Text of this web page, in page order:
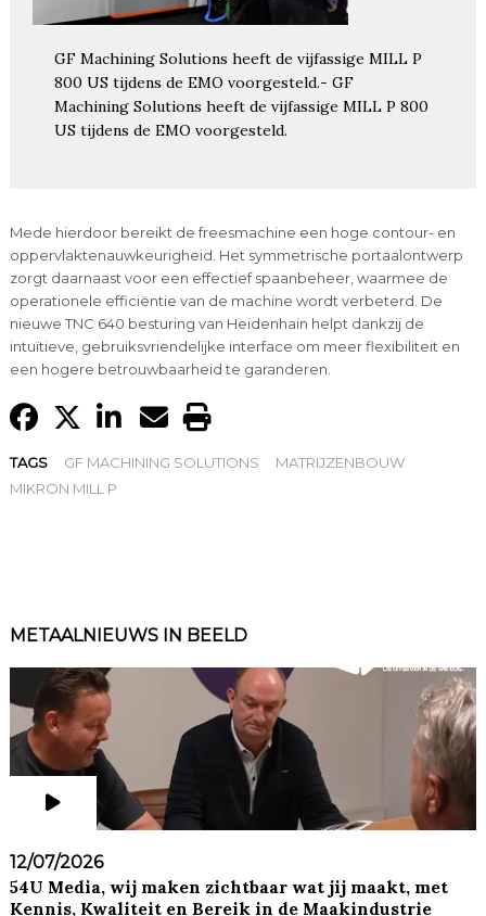
GF Machining Solutions heeft de vijfassige MILL P
800 US tijdens de EMO voorgesteld.- GF
Machining Solutions heeft de vijfassige MILL P 800
US tijdens de EMO voorgesteld.
Mede hierdoor bereikt de freesmachine een hoge contour- en
oppervlaktenauwkeurigheid. Het symmetrische portaalontwerp
zorgt daarnaast voor een effectief spaanbeheer, waarmee de
operationele efficiëntie van de machine wordt verbeterd. De
nieuwe TNC 640 besturing van Heidenhain helpt dankzij de
intuïtieve, gebruiksvriendelijke interface om meer flexibiliteit en
een hogere betrouwbaarheid te garanderen.
TAGS GF MACHINING SOLUTIONS
MATRIJZENBOUW
MIKRON MILL P
METAALNIEUWS IN BEELD
12/07/2026
54U Media, wij maken zichtbaar wat jij maakt, met
Kennis, Kwaliteit en Bereik in de Maakindustrie